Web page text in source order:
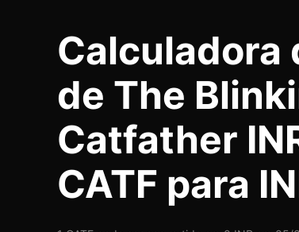
Calculadora
de The
Catfather
CATF para